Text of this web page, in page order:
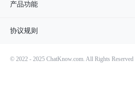
产品功能
协议规则
© 2022 - 2025 ChatKnow.com. All Rights Reserved